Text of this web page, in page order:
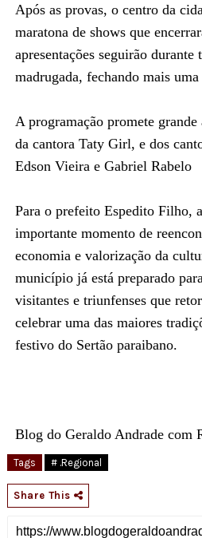
Após as provas, o centro da
maratona de shows que
apresentações seguirão durante
madrugada, fechando mais
A programação promete grande
da cantora Taty Girl, e dos
Edson Vieira e Gabriel Rabelo
Para o prefeito Espedito Filho,
importante momento de
economia e valorização da
município já está preparado
visitantes e triunfenses que
celebrar uma das maiores
festivo do Sertão paraibano.
Blog do Geraldo Andrade com
Tags # .Regional
Share This